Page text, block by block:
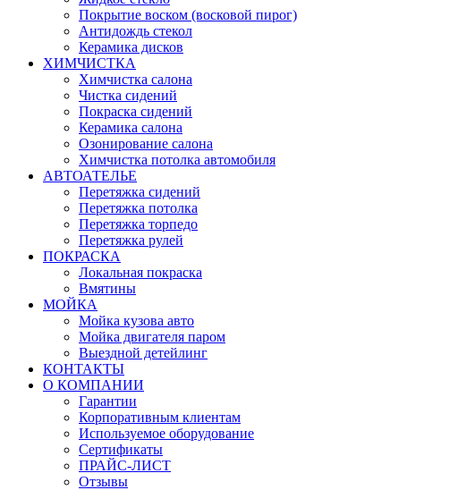
Покрытие воском (восковой пирог)
Антидождь стекол
Керамика дисков
ХИМЧИСТКА
Химчистка салона
Чистка сидений
Покраска сидений
Керамика салона
Озонирование салона
Химчистка потолка автомобиля
АВТОАТЕЛЬЕ
Перетяжка сидений
Перетяжка потолка
Перетяжка торпедо
Перетяжка рулей
ПОКРАСКА
Локальная покраска
Вмятины
МОЙКА
Мойка кузова авто
Мойка двигателя паром
Выездной детейлинг
КОНТАКТЫ
О КОМПАНИИ
Гарантии
Корпоративным клиентам
Используемое оборудование
Сертификаты
ПРАЙС-ЛИСТ
Отзывы